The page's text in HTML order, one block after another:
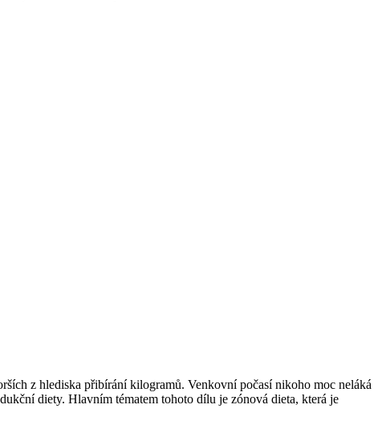
z hlediska přibírání kilogramů. Venkovní počasí nikoho moc neláká
diety. Hlavním tématem tohoto dílu je zónová dieta, která je